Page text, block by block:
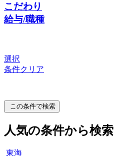
こだわり
給与/職種
選択
条件クリア
この条件で検索
人気の条件から検索
東海